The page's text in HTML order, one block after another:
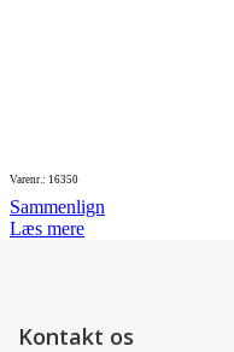
Varenr.: 16350
Sammenlign
Læs mere
Kontakt os